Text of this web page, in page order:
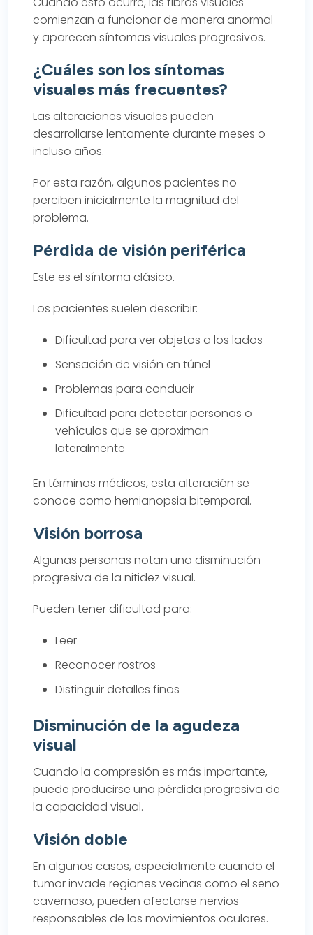
comienzan a funcionar de manera anormal
y aparecen síntomas visuales progresivos.
¿Cuáles son los síntomas
visuales más frecuentes?
Las alteraciones visuales pueden
desarrollarse lentamente durante meses o
incluso años.
Por esta razón, algunos pacientes no
perciben inicialmente la magnitud del
problema.
Pérdida de visión periférica
Este es el síntoma clásico.
Los pacientes suelen describir:
Dificultad para ver objetos a los lados
Sensación de visión en túnel
Problemas para conducir
Dificultad para detectar personas o
vehículos que se aproximan
lateralmente
En términos médicos, esta alteración se
conoce como hemianopsia bitemporal.
Visión borrosa
Algunas personas notan una disminución
progresiva de la nitidez visual.
Pueden tener dificultad para:
Leer
Reconocer rostros
Distinguir detalles finos
Disminución de la agudeza
visual
Cuando la compresión es más importante,
puede producirse una pérdida progresiva de
la capacidad visual.
Visión doble
En algunos casos, especialmente cuando el
tumor invade regiones vecinas como el seno
cavernoso, pueden afectarse nervios
responsables de los movimientos oculares.